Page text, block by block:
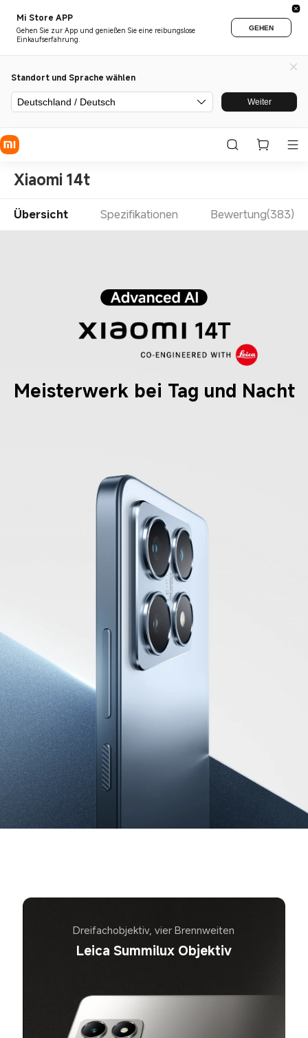
Mi Store APP
Gehen Sie zur App und genießen Sie eine reibungslose
Einkaufserfahrung.
GEHEN
Standort und Sprache wählen
Deutschland / Deutsch Weiter
Xiaomi 14t
Übersicht Spezifikationen Bewertung(383)
Meisterwerk bei Tag und Nacht
Dreifachobjektiv, vier Brennweiten
Leica Summilux Objektiv